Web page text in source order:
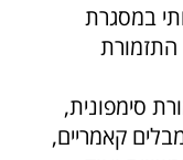
במסגרת
התזמורת
סימפונית,
קאמריים,